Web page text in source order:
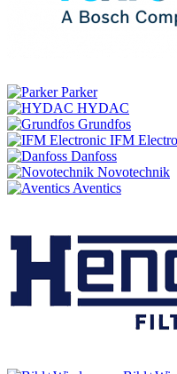
Parker
HYDAC
Grundfos
IFM
Danfoss
Novotechnik
Aventics